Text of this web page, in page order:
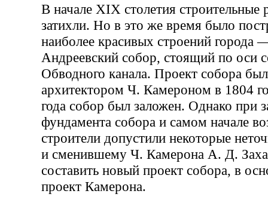
В начале XIX столетия строительные
затихли. Но в это же время было
наиболее красивых строений города
Андреевский собор, стоящий по оси
Обводного канала. Проект собора
архитектором Ч. Камероном в 1804
года собор был заложен. Однако при
фундамента собора и самом начале
строители допустили некоторые
и сменившему Ч. Камерона А. Д.
составить новый проект собора, в
проект Камерона.